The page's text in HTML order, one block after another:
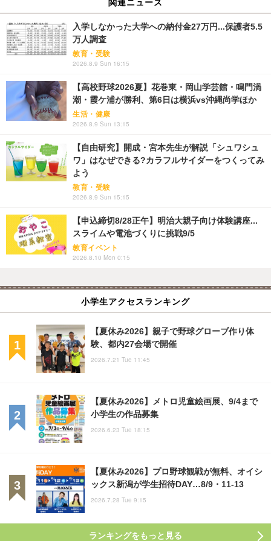
関連ニュース
入学しなかった大学への納付金27万円...保護者5.5
万人調査
教育・受験
2026.8.9 Sun 16:15
【高校野球2026夏】花巻東・岡山学芸館・鳴門渦
潮・霞ケ浦が勝利、第6日は横浜vs沖縄尚学ほか
生活・健康
2026.8.9 Sun 13:15
【自由研究】開成・宮本先生が解説「シュワシュ
ワ」はなぜできる?カラフルサイダーをつくってみ
よう
教育・受験
2026.8.9 Sun 15:15
【申込締切8/28正午】明治大親子向け体験講座...
スライムや電池づくりに挑戦9/5
教育イベント
2026.8.10 Mon 0:15
小学生アクセスランキング
【夏休み2026】親子で野球グローブ作り体
験、都内27会場で開催
2026.7.21 Tue 11:45
【夏休み2026】メトロ児童絵画展、9/4まで
小学生の作品募集
2026.6.23 Tue 18:15
【夏休み2026】プロ野球観戦が無料、オイシ
ックス新潟が学生招待DAY…8/9・11-13
2026.7.28 Tue 9:15
ランキングをもっと見る